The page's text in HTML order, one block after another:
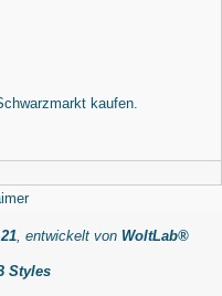
kaufen.
, entwickelt von WoltLab®
Styles